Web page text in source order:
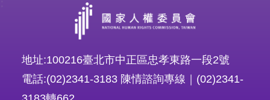
地址:100216臺北市中正區忠孝東路一段2號
電話:(02)2341-3183 陳情諮詢專線｜(02)2341-